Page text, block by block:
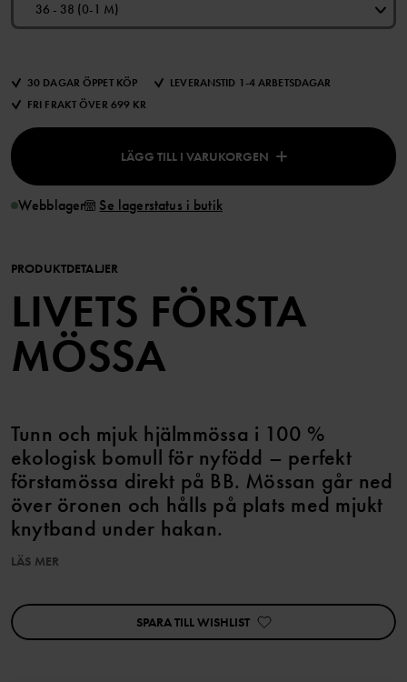
36 - 38 (0-1 M)
30 DAGAR ÖPPET KÖP
LEVERANSTID 1-4 ARBETSDAGAR
FRI FRAKT ÖVER 699 KR
LÄGG TILL I VARUKORGEN
Webblager Se lagerstatus i butik
PRODUKTDETALJER
LIVETS FÖRSTA
MÖSSA
Tunn och mjuk hjälmmössa i 100 %
ekologisk bomull för nyfödd – perfekt
förstamössa direkt på BB. Mössan går ned
över öronen och hålls på plats med mjukt
knytband under hakan.
Artikelnummer
Tillverkningsland:Turkiet
Fabrik
MTK ŞUBE - TYH ULUSLARARASI TEKSTİL
Läs mer
LÄS MER
SPARA TILL WISHLIST